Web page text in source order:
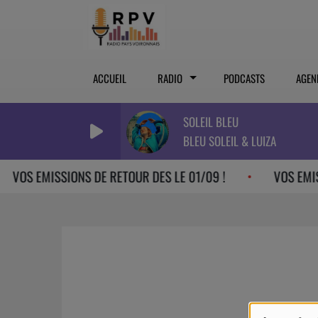
ACCUEIL RADIO PODCASTS
SOLEIL BLEU
BLEU SOLEIL & LUIZA
VOS EMISSIONS DE RETOUR DES LE 01/09 ! VOS